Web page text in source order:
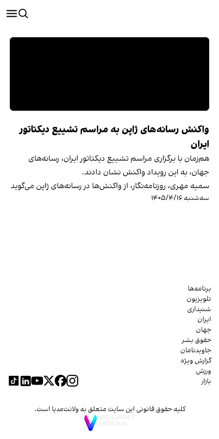
واکنش رسانه‌های ژاپن به مراسم تشییع دیکتاتور
ایران
هم‌زمان با برگزاری مراسم تشییع دیکتاتور ایران، رسانه‌های
جهان، به این رویداد واکنش نشان دادند.
سمیه مهری، روزنامه‌نگار، از واکنش‌ها در رسانه‌های ژاپن می‌گوید
سه‌شنبه ۱۴۰۵/۴/۱۶
برنامه‌ها
تلویزیون
شنیداری
ایران
جهان
حقوق بشر
جاویدنامان
گزارش ویژه
ورزش
بازار
کلیه حقوق قانونی این سایت متعلق به ولانت‌مدیا است.